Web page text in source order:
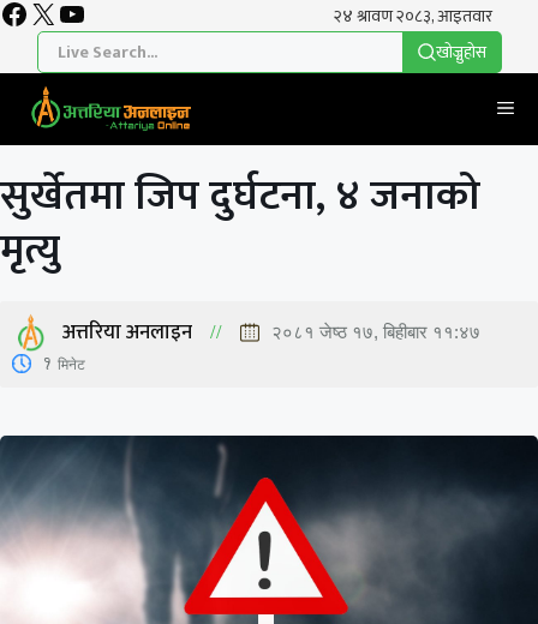
Skip
content
Facebook
X YouTube
खाेज्नुहाेस
सुर्खेतमा जिप दुर्घटना, ४ जनाको
मृत्यु
अत्तरिया अनलाइन २०८१ जेष्ठ १७, बिहीबार ११:४७
1 मिनेट